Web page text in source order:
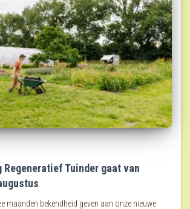
Regeneratief Tuinder gaat van
maanden bekendheid geven aan onze nieuwe